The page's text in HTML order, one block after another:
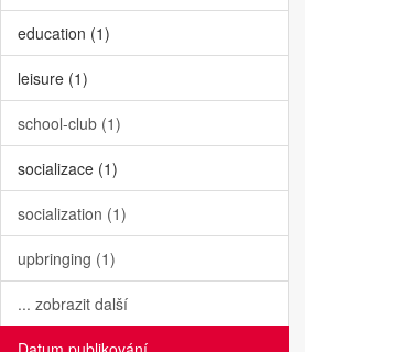
education (1)
leisure (1)
school-club (1)
socializace (1)
socialization (1)
upbringing (1)
... zobrazit další